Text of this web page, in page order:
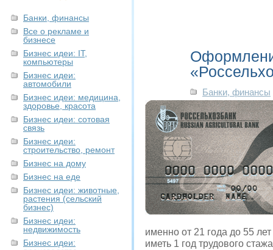
Банки, финансы
Все о рекламе и
бизнесе
Бизнес идеи: IT,
компьютеры
Бизнес идеи:
автомобили
Бизнес идеи: медицина,
здоровье, красота
Бизнес идеи: сотовая
связь
Бизнес идеи:
строительство, ремонт
Бизнес на дому
Бизнес на еде
Бизнес идеи: животные,
растения (сельский
бизнес)
Бизнес идеи:
недвижимость
Бизнес идеи:
Банки, финансы
именно от 21 года до 55
иметь 1 год трудового